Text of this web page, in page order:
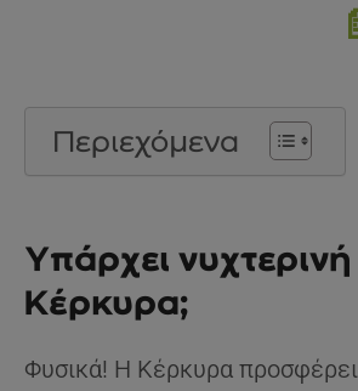
Περιεχόμενα
Υπάρχει
Κέρκυρα;
Φυσικά! Η Κέρκυρα